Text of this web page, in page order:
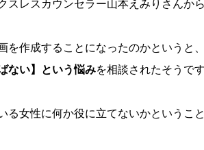
スレスカウンセラー山本えみりさんか
を作成することになったのかというと
ない】という悩みを相談されたそうです
る女性に何か役に立てないかというこ